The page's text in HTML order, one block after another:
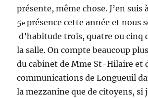
présente, même chose. J’en suis
5eprésence cette année et nous
d’habitude trois, quatre ou cinq
la salle. On compte beaucoup
du cabinet de Mme St-Hilaire et
communications de Longueuil
la mezzanine que de citoyens, si